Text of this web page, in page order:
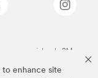
to enhance site
comerciales de 3M.